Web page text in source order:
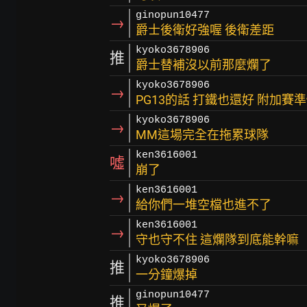
→ ginopun10477
爵士後衛好強喔 後衛差距
推 kyoko3678906
爵士替補沒以前那麼爛了
→ kyoko3678906
PG13的話 打鐵也還好 附加賽
→ kyoko3678906
MM這場完全在拖累球隊
噓 ken3616001
崩了
→ ken3616001
給你們一堆空檔也進不了
→ ken3616001
守也守不住 這爛隊到底能幹嘛
推 kyoko3678906
一分鐘爆掉
推 ginopun10477